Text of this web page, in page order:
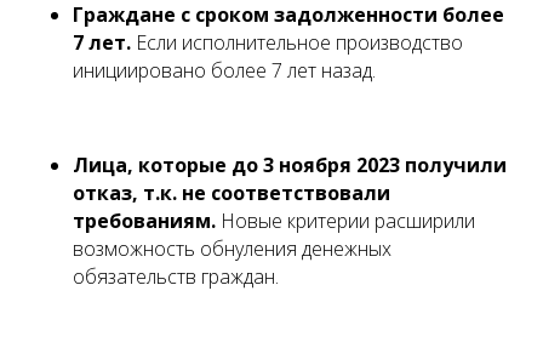
Граждане с сроком задолженности более
7 лет. Если исполнительное производство
инициировано более 7 лет назад.
Лица, которые до 3 ноября 2023 получили
отказ, т.к. не соответствовали
требованиям. Новые критерии расширили
возможность обнуления денежных
обязательств граждан.